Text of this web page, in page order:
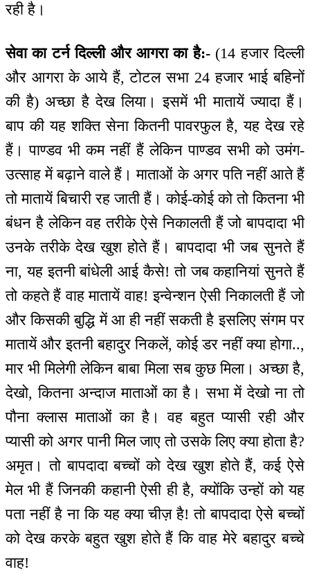
रही है।
सेवा का टर्न दिल्ली और आगरा का है:-(14 हजार दिल्ली
और आगरा के आये हैं, टोटल सभा 24 हजार भाई बहिनों
की है) अच्छा है देख लिया। इसमें भी मातायें ज्यादा हैं।
बाप की यह शक्ति सेना कितनी पावरफुल है, यह देख रहे
हैं। पाण्डव भी कम नहीं हैं लेकिन पाण्डव सभी को उमंग-
उत्साह में बढ़ाने वाले हैं। माताओं के अगर पति नहीं आते हैं
तो मातायें बिचारी रह जाती हैं। कोई-कोई को तो कितना भी
बंधन है लेकिन वह तरीके ऐसे निकालती हैं जो बापदादा भी
उनके तरीके देख खुश होते हैं। बापदादा भी जब सुनते हैं
ना, यह इतनी बांधेली आई कैसे! तो जब कहानियां सुनते हैं
तो कहते हैं वाह मातायें वाह! इन्वेन्शन ऐसी निकालती हैं जो
और किसकी बुद्धि में आ ही नहीं सकती है इसलिए संगम पर
मातायें और इतनी बहादुर निकलें, कोई डर नहीं क्या होगा..,
मार भी मिलेगी लेकिन बाबा मिला सब कुछ मिला। अच्छा है,
देखो, कितना अन्दाज माताओं का है। सभा में देखो ना तो
पौना क्लास माताओं का है। वह बहुत प्यासी रही और
प्यासी को अगर पानी मिल जाए तो उसके लिए क्या होता है?
अमृत। तो बापदादा बच्चों को देख खुश होते हैं, कई ऐसे
मेल भी हैं जिनकी कहानी ऐसी ही है, क्योंकि उन्हों को यह
पता नहीं है ना कि यह क्या चीज़ है! तो बापदादा ऐसे बच्चों
को देख करके बहुत खुश होते हैं कि वाह मेरे बहादुर बच्चे
वाह!